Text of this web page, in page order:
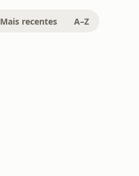
Mais recentes A–Z